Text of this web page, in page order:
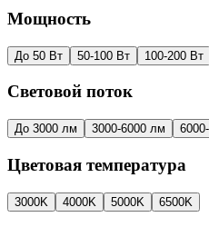
Мощность
До 50 Вт 50-100 Вт 100-200 Вт
Световой поток
До 3000 лм 3000-6000 лм
Цветовая температура
3000K 4000K 5000K 6500K